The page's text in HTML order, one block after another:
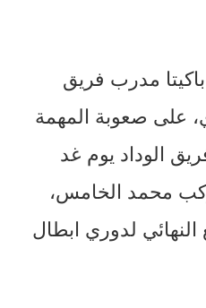
مدرب فريق
على صعوبة المهمة
الوداد يوم غد
محمد الخامس،
لدوري ابطال